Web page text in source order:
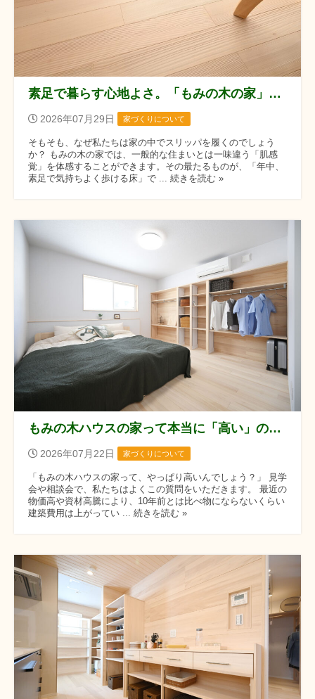
素足で暮らす心地よさ。「もみの木の家」にスリッパがいらない理由
2026年07月29日 家づくりについて
そもそも、なぜ私たちは家の中でスリッパを履くのでしょう
か？ もみの木の家では、一般的な住まいとは一味違う「肌感
覚」を体感することができます。その最たるものが、「年中、
素足で気持ちよく歩ける床」で ... 続きを読む »
もみの木ハウスの家って本当に「高い」の？建築費高騰の今だからこそ知りたい、コストの真実
2026年07月22日 家づくりについて
「もみの木ハウスの家って、やっぱり高いんでしょう？」 見学
会や相談会で、私たちはよくこの質問をいただきます。 最近の
物価高や資材高騰により、10年前とは比べ物にならないくらい
建築費用は上がってい ... 続きを読む »